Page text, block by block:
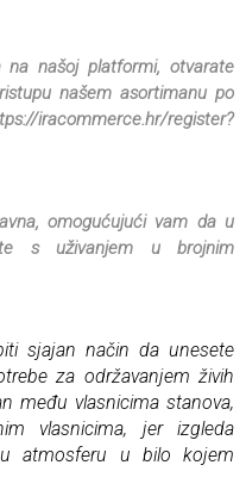
našoj platformi, otvarate
našem asortimanu po
iracommerce.hr/register?
omogućujući vam da u
s uživanjem u brojnim
sjajan način da unesete
za održavanjem živih
među vlasnicima stanova,
vlasnicima, jer izgleda
atmosferu u bilo kojem